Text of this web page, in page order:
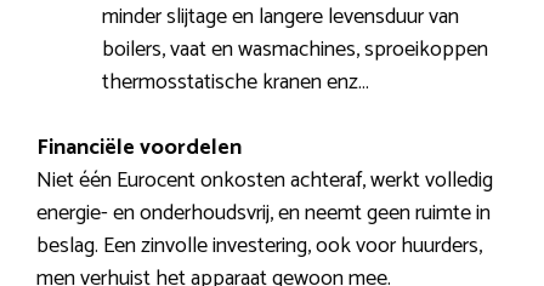
minder slijtage en langere levensduur van
boilers, vaat en wasmachines, sproeikoppen
thermosstatische kranen enz…
Financiële voordelen
Niet één Eurocent onkosten achteraf, werkt volledig
energie- en onderhoudsvrij, en neemt geen ruimte in
beslag. Een zinvolle investering, ook voor huurders,
men verhuist het apparaat gewoon mee.